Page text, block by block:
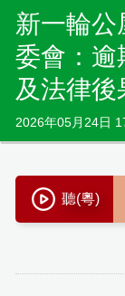
新一輪公
委會：逾
及法律後
2026年05月24日